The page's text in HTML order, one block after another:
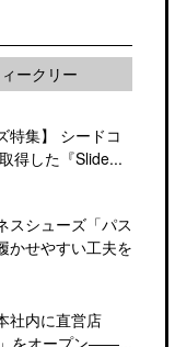
ークリー
特集】 シードコ
得した『Slide...
スシューズ「パス
かせやすい工夫を
社内に直営店